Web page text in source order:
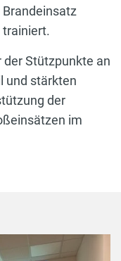
trainiert.
Stützpunkte an
und stärkten
der
im